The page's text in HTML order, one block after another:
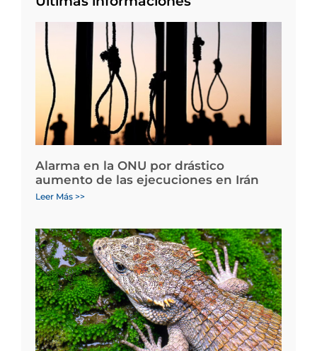
Alarma en la ONU por drástico
aumento de las ejecuciones en Irán
Leer Más >>